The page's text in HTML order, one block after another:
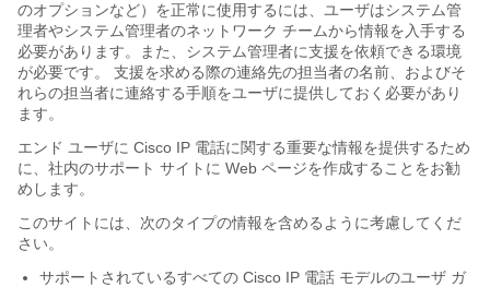
のオプションなど）を正常に使用するには、ユーザはシステム管
理者やシステム管理者のネットワーク チームから情報を入手する
必要があります。また、システム管理者に支援を依頼できる環境
が必要です。 支援を求める際の連絡先の担当者の名前、およびそ
れらの担当者に連絡する手順をユーザに提供しておく必要があり
ます。
エンド ユーザに Cisco IP 電話に関する重要な情報を提供するため
に、社内のサポート サイトに Web ページを作成することをお勧
めします。
このサイトには、次のタイプの情報を含めるように考慮してくだ
さい。
サポートされているすべての Cisco IP 電話 モデルのユーザ ガ